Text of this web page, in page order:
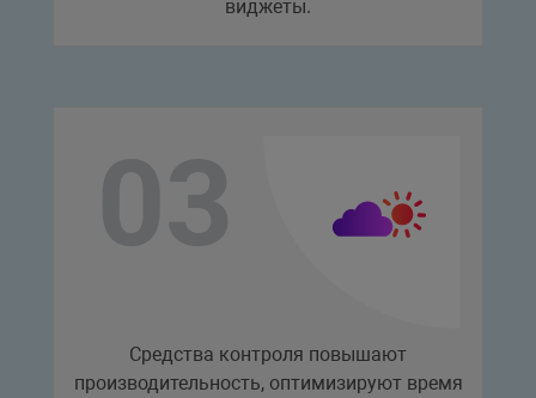
виджеты.
Средства контроля повышают
производительность, оптимизируют время